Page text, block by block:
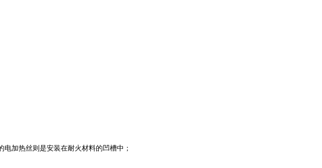
加热丝则是安装在耐火材料的凹槽中；